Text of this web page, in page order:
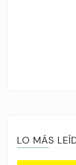
LO MÁS